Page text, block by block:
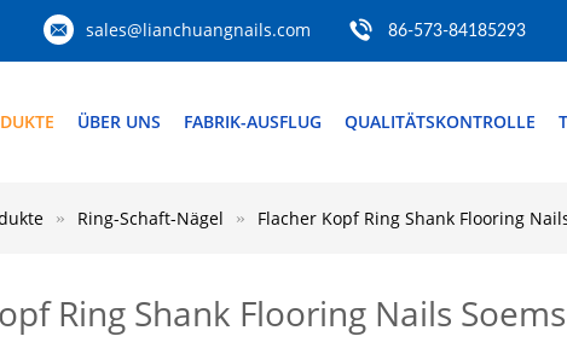
sales@lianchuangnails.com 86-573-84185293
ÜBER UNS FABRIK-AUSFLUG QUALITÄTSKONTROLLE
Ring-Schaft-Nägel Flacher Kopf Ring Shank Flooring
Ring Shank Flooring Nails